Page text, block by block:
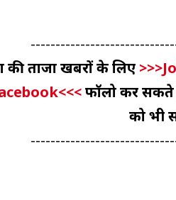
की ताजा खबरों के लिए
फॉलो कर सकते
को भी